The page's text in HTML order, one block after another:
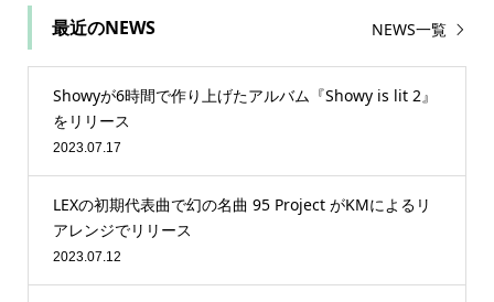
最近のNEWS NEWS一覧
Showyが6時間で作り上げたアルバム『Showy is lit 2』
をリリース
2023.07.17
LEXの初期代表曲で幻の名曲 95 Project がKMによるリ
アレンジでリリース
2023.07.12